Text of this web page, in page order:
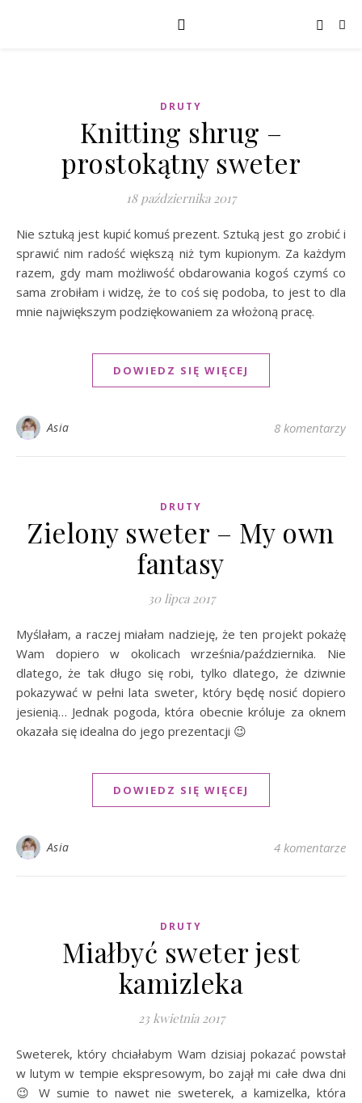
DRUTY
Knitting shrug –
prostokątny sweter
18 października 2017
Nie sztuką jest kupić komuś prezent. Sztuką jest go zrobić i
sprawić nim radość większą niż tym kupionym. Za każdym
razem, gdy mam możliwość obdarowania kogoś czymś co
sama zrobiłam i widzę, że to coś się podoba, to jest to dla
mnie największym podziękowaniem za włożoną pracę.
DOWIEDZ SIĘ WIĘCEJ
Asia 8 komentarzy
DRUTY
Zielony sweter – My own
fantasy
30 lipca 2017
Myślałam, a raczej miałam nadzieję, że ten projekt pokażę
Wam dopiero w okolicach września/października. Nie
dlatego, że tak długo się robi, tylko dlatego, że dziwnie
pokazywać w pełni lata sweter, który będę nosić dopiero
jesienią… Jednak pogoda, która obecnie króluje za oknem
okazała się idealna do jego prezentacji 😉
DOWIEDZ SIĘ WIĘCEJ
Asia 4 komentarze
DRUTY
Miałbyć sweter jest
kamizleka
23 kwietnia 2017
Sweterek, który chciałabym Wam dzisiaj pokazać powstał
w lutym w tempie ekspresowym, bo zajął mi całe dwa dni
😉 W sumie to nawet nie sweterek, a kamizelka, która